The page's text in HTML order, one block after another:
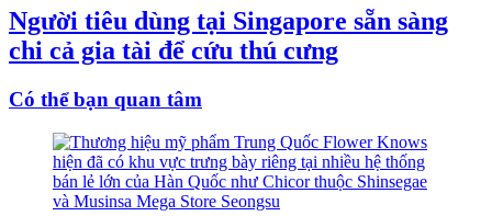
Người tiêu dùng tại Singapore sẵn sàng
chi cả gia tài để cứu thú cưng
Có thể bạn quan tâm